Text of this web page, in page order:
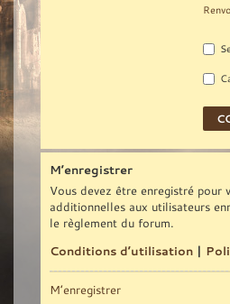
M’enregistrer
Vous devez être enregistré pour
additionnelles aux utilisateurs
le règlement du forum.
Conditions d’utilisation |
M’enregistrer